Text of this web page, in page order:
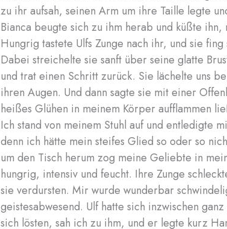
zu ihr aufsah, seinen Arm um ihre Taille legte
Bianca beugte sich zu ihm herab und küßte
Hungrig tastete Ulfs Zunge nach ihr, und sie
Dabei streichelte sie sanft über seine glatte
und trat einen Schritt zurück. Sie lächelte uns
ihren Augen. Und dann sagte sie mit einer
heißes Glühen in meinem Körper aufflammen
Ich stand von meinem Stuhl auf und entledigte
denn ich hätte mein steifes Glied so oder so
um den Tisch herum zog meine Geliebte in
hungrig, intensiv und feucht. Ihre Zunge
sie verdursten. Mir wurde wunderbar
geistesabwesend. Ulf hatte sich inzwischen
sich lösten, sah ich zu ihm, und er legte kurz